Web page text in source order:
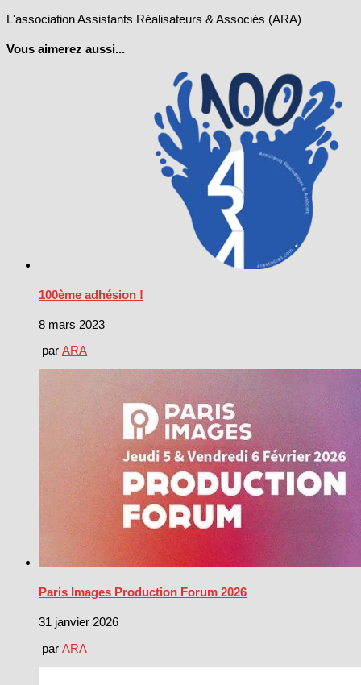
L'association Assistants Réalisateurs & Associés (ARA)
Vous aimerez aussi...
100ème adhésion !
8 mars 2023
par ARA
Paris Images Production Forum 2026
31 janvier 2026
par ARA